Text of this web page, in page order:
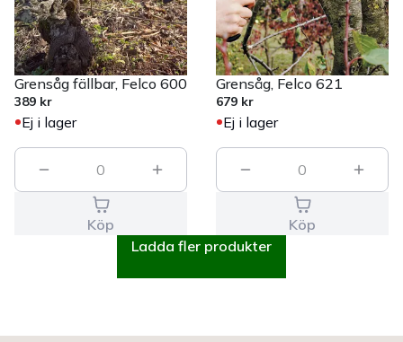
Grensåg fällbar, Felco 600
389 kr
Ej i lager
0
Köp
Grensåg, Felco 621
679 kr
Ej i lager
0
Köp
Ladda fler produkter